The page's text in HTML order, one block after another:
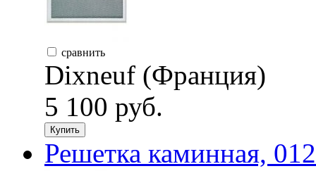
сравнить
Dixneuf (Франция)
5 100 руб.
Купить
Решетка каминная,